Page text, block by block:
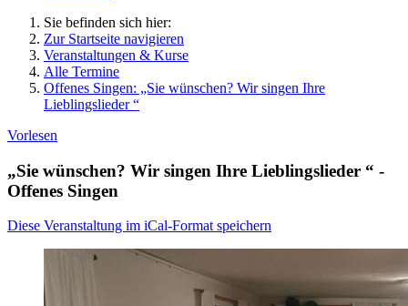
Sie befinden sich hier:
Zur Startseite navigieren
Veranstaltungen & Kurse
Alle Termine
Offenes Singen: „Sie wünschen? Wir singen Ihre
Lieblingslieder “
Vorlesen
„Sie wünschen? Wir singen Ihre Lieblingslieder “ -
Offenes Singen
Diese Veranstaltung im iCal-Format speichern